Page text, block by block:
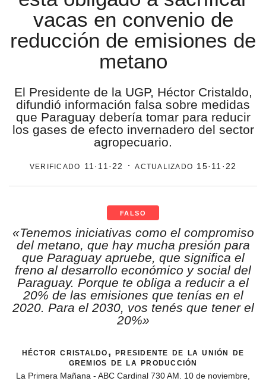
estronismo climático
escuelas fumigadas
historia de las mujeres
patria contratista
plan del terror
consumo ilustrado
surti impreso
vacas en convenio de
reducción de emisiones de
metano
El Presidente de la UGP, Héctor Cristaldo,
difundió información falsa sobre medidas
que Paraguay debería tomar para reducir
los gases de efecto invernadero del sector
agropecuario.
verificado 11·11·22 · actualizado 15·11·22
FALSO
«Tenemos iniciativas como el compromiso
del metano, que hay mucha presión para
que Paraguay apruebe, que significa el
freno al desarrollo económico y social del
Paraguay. Porque te obliga a reducir a el
20% de las emisiones que tenías en el
2020. Para el 2030, vos tenés que tener el
20%»
héctor cristaldo, presidente de la unión de
gremios de la producción
La Primera Mañana - ABC Cardinal 730 AM. 10 de noviembre,